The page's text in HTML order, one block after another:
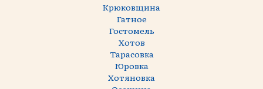
Крюковщина
Гатное
Гостомель
Хотов
Тарасовка
Юровка
Хотяновка